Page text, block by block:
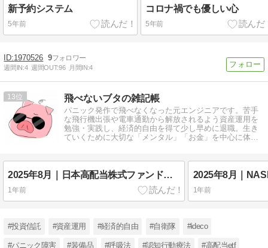
新予約システム
5年前
コロナ禍でも優しい心
5年前
1970526 9
週間IN:4 週間OUT:96 月間IN:4
13 飛べないブタの雑記帳
パニック発作で飛べなくなった元エンジニアです。苦手
な飛行機出張や電車通勤から解放されるよう資産運用を
勉強・実践し、経済的自由を得て少し早めに退職。生き
ていくために大切な「メンタル」「お金」を中心に体験
2025年8月｜日本高配当株式ファンドの利回り等を徹底比較
1年前 1年前
#投資信託 #資産運用 #経済的自由 #自衛隊 #ideco
#パニック障害 #装備品 #呼吸法 #認知行動療法 #高配当etf